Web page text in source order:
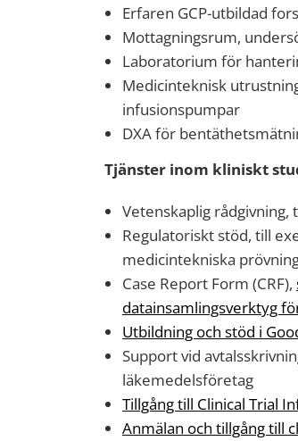
Erfaren GCP-utbildad
Mottagningsrum,
Laboratorium för
Medicinteknisk
infusionspumpar
DXA för
Tjänster inom kliniskt
Vetenskaplig
Regulatoriskt stöd, till
medicintekniska
Case Report Form (CRF),
datainsamlingsverktyg
Utbildning och stöd i
Support vid
läkemedelsföretag
Tillgång till Clinical Trial
Anmälan och tillgång till